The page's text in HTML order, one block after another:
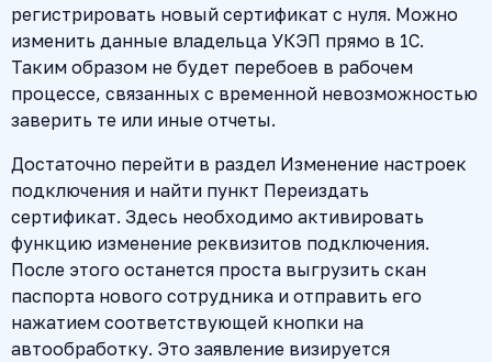
регистрировать новый сертификат с нуля. Можно
изменить данные владельца УКЭП прямо в 1С.
Таким образом не будет перебоев в рабочем
процессе, связанных с временной невозможностью
заверить те или иные отчеты.
Достаточно перейти в раздел Изменение настроек
подключения и найти пункт Переиздать
сертификат. Здесь необходимо активировать
функцию изменение реквизитов подключения.
После этого останется проста выгрузить скан
паспорта нового сотрудника и отправить его
нажатием соответствующей кнопки на
автообработку. Это заявление визируется